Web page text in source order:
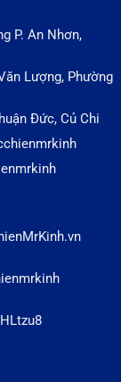
P. An Nhơn,
Lượng, Phường
Đức, Củ Chi